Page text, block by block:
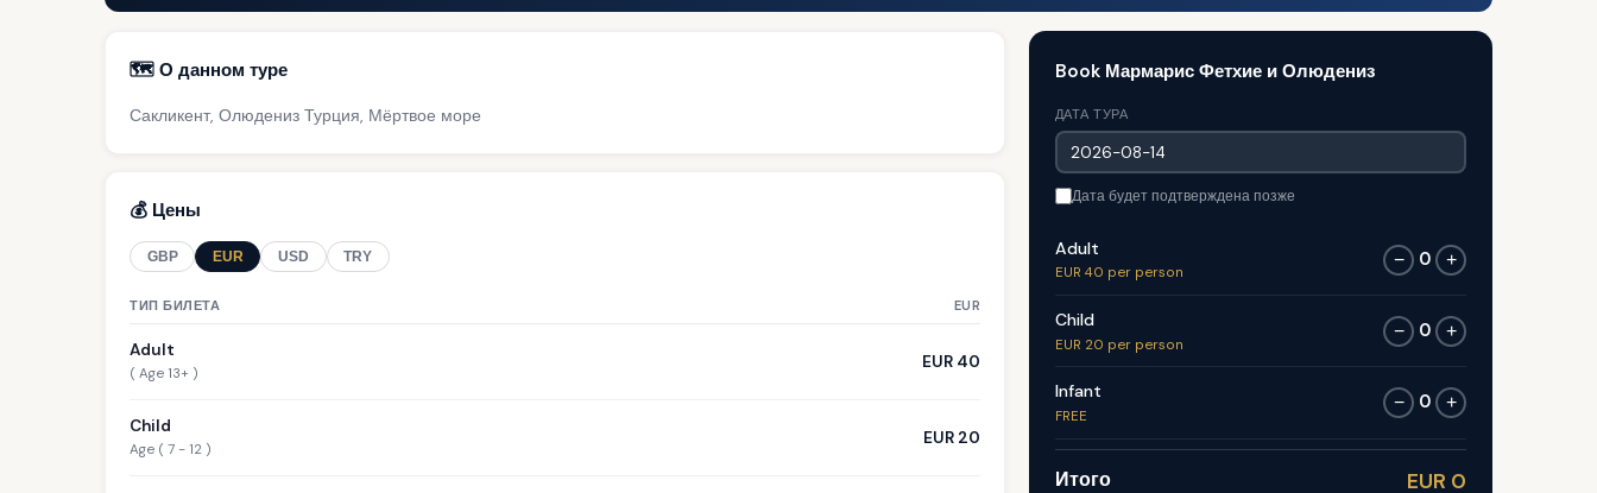
🗺️ О данном туре
Сакликент, Олюдениз Турция, Мёртвое море
💰 Цены
GBP EUR USD TRY
ТИП БИЛЕТА EUR
Adult
( Age 13+ )
EUR 40
Child
Age ( 7 - 12 )
EUR 20
Book Мармарис Фетхие и Олюдениз
ДАТА ТУРА
Дата будет подтверждена позже
Adult
EUR 40 per person
− 0 +
Child
EUR 20 per person
− 0 +
Infant
FREE
− 0 +
Итого EUR 0